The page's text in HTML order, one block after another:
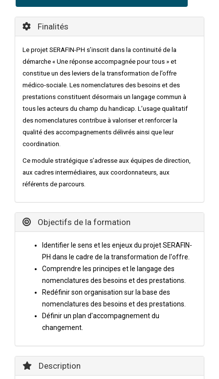
Finalités
Le projet SERAFIN-PH s’inscrit dans la continuité de la
démarche « Une réponse accompagnée pour tous » et
constitue un des leviers de la transformation de l’offre
médico-sociale. Les nomenclatures des besoins et des
prestations constituent désormais un langage commun à
tous les acteurs du champ du handicap. L’usage qualitatif
des nomenclatures contribue à valoriser et renforcer la
qualité des accompagnements délivrés ainsi que leur
coordination.
Ce module stratégique s’adresse aux équipes de direction,
aux cadres intermédiaires, aux coordonnateurs, aux
référents de parcours.
Objectifs de la formation
Identifier le sens et les enjeux du projet SERAFIN-
PH dans le cadre de la transformation de l'offre.
Comprendre les principes et le langage des
nomenclatures des besoins et des prestations.
Redéfinir son organisation sur la base des
nomenclatures des besoins et des prestations.
Définir un plan d'accompagnement du
changement.
Description